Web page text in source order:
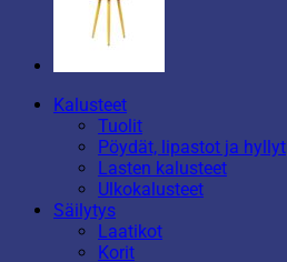
Kalusteet
Tuolit
Pöydät, lipastot ja hyllyt
Lasten kalusteet
Ulkokalusteet
Säilytys
Laatikot
Korit